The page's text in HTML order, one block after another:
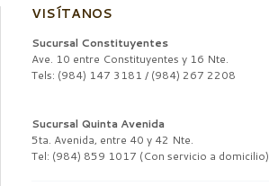
VISÍTANOS
Sucursal Constituyentes
Ave. 10 entre Constituyentes y 16 Nte.
Tels: (984) 147 3181 / (984) 267 2208
Sucursal Quinta Avenida
5ta. Avenida, entre 40 y 42 Nte.
Tel: (984) 859 1017 (Con servicio a domicilio)